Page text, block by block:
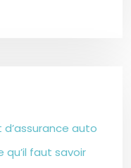
auto
faut savoir